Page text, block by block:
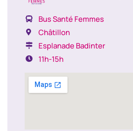
Bus Santé Femmes
Châtillon
Esplanade Badinter
11h-15h